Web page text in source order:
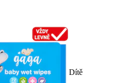
Dítě